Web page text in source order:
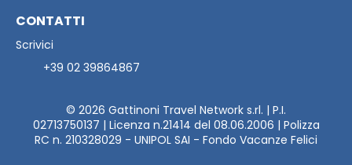
CONTATTI
Scrivici
+39 02 39864867
© 2026 Gattinoni Travel Network s.rl. | P.I.
02713750137 | Licenza n.21414 del 08.06.2006 | Polizza
RC n. 210328029 - UNIPOL SAI - Fondo Vacanze Felici